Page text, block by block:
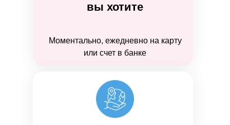
вы хотите
Моментально, ежедневно на карту
или счет в банке